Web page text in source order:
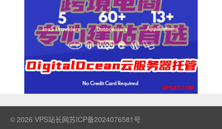
© 2026 VPS站长网苏ICP备2024076581号